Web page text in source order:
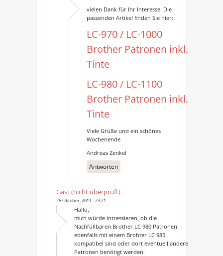
vielen Dank für Ihr Interesse. Die
passenden Artikel finden Sie hier:
LC-970 / LC-1000
Brother Patronen inkl.
Tinte
LC-980 / LC-1100
Brother Patronen inkl.
Tinte
Viele Grüße und ein schönes
Wochenende
Andreas Zenkel
Antworten
Gast (nicht überprüft)
25 Oktober, 2011 - 23:21
Hallo,
mich würde intressieren, ob die
Nachfüllbaren Brother LC 980 Patronen
ebenfalls mit einem Brohter LC 985
kompatibel sind oder dort eventuell andere
Patronen benötigt werden.